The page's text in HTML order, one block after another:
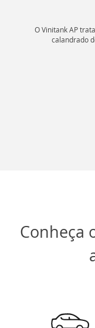
O Vinitank AP
calandrado
Conheça